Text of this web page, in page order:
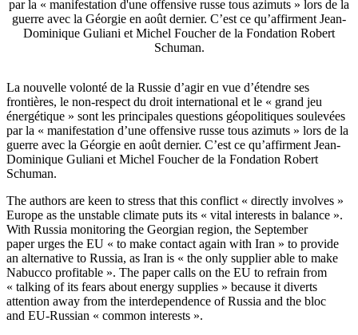
par la « manifestation d'une offensive russe tous azimuts » lors de la
guerre avec la Géorgie en août dernier. C’est ce qu’affirment Jean-
Dominique Guliani et Michel Foucher de la Fondation Robert
Schuman.
La nouvelle volonté de la Russie d’agir en vue d’étendre ses
frontières, le non-respect du droit international et le « grand jeu
énergétique » sont les principales questions géopolitiques soulevées
par la « manifestation d’une offensive russe tous azimuts » lors de la
guerre avec la Géorgie en août dernier. C’est ce qu’affirment Jean-
Dominique Guliani et Michel Foucher de la Fondation Robert
Schuman.
The authors are keen to stress that this conflict « directly involves »
Europe as the unstable climate puts its « vital interests in balance ».
With Russia monitoring the Georgian region, the September
paper urges the EU « to make contact again with Iran » to provide
an alternative to Russia, as Iran is « the only supplier able to make
Nabucco profitable ». The paper calls on the EU to refrain from
« talking of its fears about energy supplies » because it diverts
attention away from the interdependence of Russia and the bloc
and EU-Russian « common interests ».